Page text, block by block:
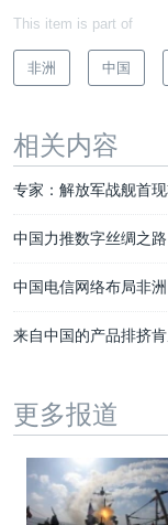
This item is part of
非洲 中国
相关内容
专家：解放军战舰首
中国力推数字丝绸之
中国电信网络布局非
来自中国的产品排挤
更多报道